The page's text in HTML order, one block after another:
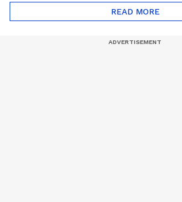
Eco
READ MORE